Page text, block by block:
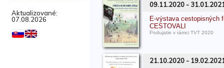
Aktualizované:
07.08.2026
09.11.2020 -
E-výstava cestopisných
CESTOVALI
Podujatie v rámci TVT 2020
21.10.2020 -